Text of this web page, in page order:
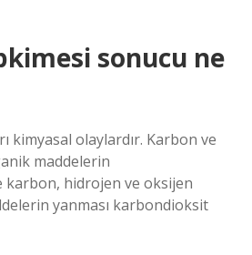
sonucu ne
kimyasal olaylardır. Karbon ve
maddelerin
hidrojen ve oksijen
yanması karbondioksit